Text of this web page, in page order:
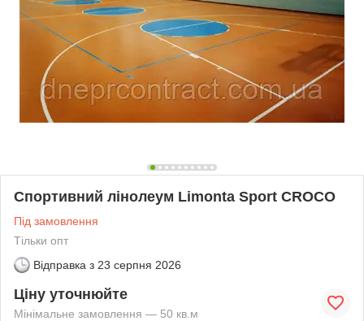
Спортивний лінолеум Limonta Sport CROCO
Під замовлення
Тільки опт
Відправка з 23 серпня 2026
Ціну уточнюйте
Мінімальне замовлення — 50 кв.м